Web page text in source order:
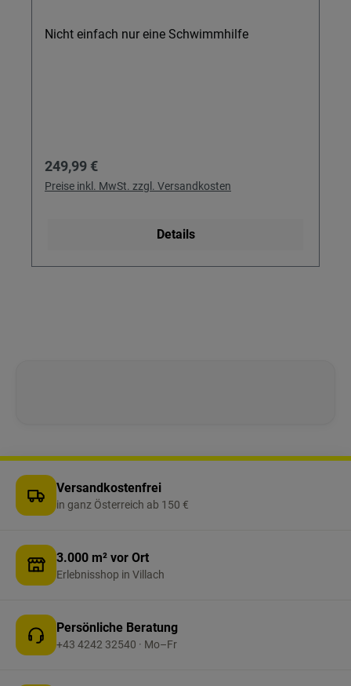
Nicht einfach nur eine Schwimmhilfe
Regulärer Preis:
249,99 €
Preise inkl. MwSt. zzgl. Versandkosten
Details
Versandkostenfrei
in ganz Österreich ab 150 €
3.000 m² vor Ort
Erlebnisshop in Villach
Persönliche Beratung
+43 4242 32540 · Mo–Fr